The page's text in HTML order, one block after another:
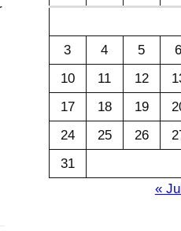
3
4 5 6
10
11 12
17
18 19
24
25 26
31
«